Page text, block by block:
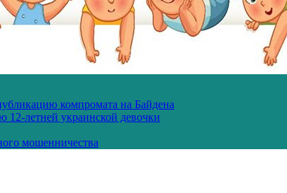
компромата на Байдена
летней украинской девочки
мошенничества